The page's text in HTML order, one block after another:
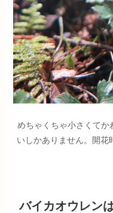
めちゃくちゃ小さくてか
いしかありません。開花
バイカオウレン